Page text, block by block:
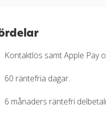
bedömningar baseras på
Kontaktlös samt Apple Pay
60 räntefria dagar.
6 månaders räntefri